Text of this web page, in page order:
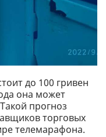
до 100 гривен
она может
прогноз
торговых
телемарафона.